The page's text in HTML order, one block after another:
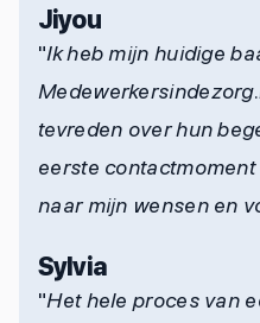
Jiyou
"Ik heb mijn huidige
tevreden over hun
eerste
naar mijn wensen en
Sylvia
"Het hele proces van